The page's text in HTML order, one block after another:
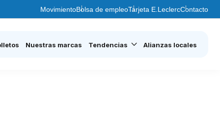
MovimientoBolsa de empleoTarjeta E.LeclercContacto
Nuestras marcas Tendencias Alianzas locales